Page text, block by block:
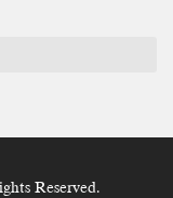
Reserved.